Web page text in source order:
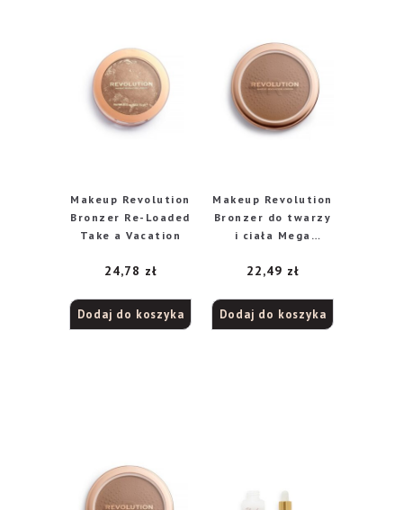
Makeup Revolution
Bronzer Re-Loaded
Take a Vacation
24,78 zł
Dodaj do koszyka
Makeup Revolution
Bronzer do twarzy
i ciała Mega
22,49 zł
Dodaj do koszyka